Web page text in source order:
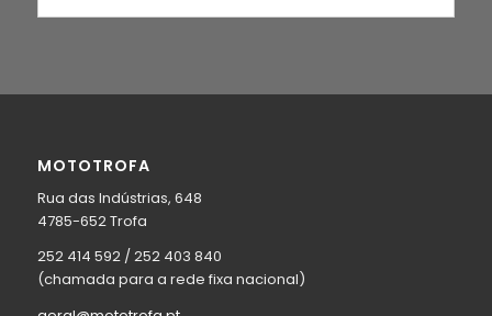
MOTOTROFA
Rua das Indústrias, 648
4785-652 Trofa
252 414 592 / 252 403 840
(chamada para a rede fixa nacional)